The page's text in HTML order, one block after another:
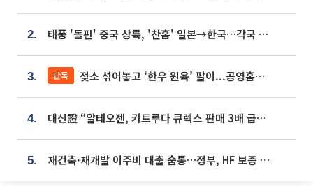
2. 태풍 '돌핀' 중국 상륙, '찬홈' 일본→한국…각국 기상청 예상 경로는?
3. 단독 젖소 섞어놓고 ‘한우 원육’ 팔이...공영홈쇼핑 표기·검증 구멍
4. 대신證 “알테오젠, 키트루다 큐렉스 판매 3배 급증…목표가 41만원 상향”
5. 재건축·재개발 이주비 대출 숨통…정부, HF 보증 신설 추진